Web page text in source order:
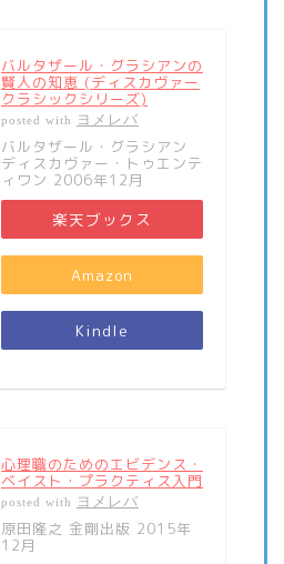
バルタザール・グラシアンの
賢人の知恵 (ディスカヴァー
クラシックシリーズ)
posted with ヨメレバ
バルタザール・グラシアン
ディスカヴァー・トゥエンテ
ィワン 2006年12月
楽天ブックス
Amazon
Kindle
心理職のためのエビデンス・
ベイスト・プラクティス入門
posted with ヨメレバ
原田隆之 金剛出版 2015年
12月